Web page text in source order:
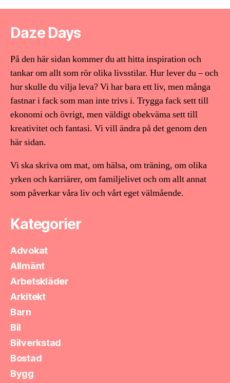
Daze Days
På den här sidan kommer du att hitta inspiration och
tankar om allt som rör olika livsstilar. Hur lever du – och
hur skulle du vilja leva? Vi har bara ett liv, men många
fastnar i fack som man inte trivs i. Trygga fack sett till
ekonomi och övrigt, men väldigt obekväma sett till
kreativitet och fantasi. Vi vill ändra på det genom den
här sidan.
Vi ska skriva om mat, om hälsa, om träning, om olika
yrken och karriärer, om familjelivet och om allt annat
som påverkar våra liv och vårt eget välmående.
Kategorier
Advokat
Allmänt
Arbetskläder
Arkitekt
Barn
Bil
Bilverkstad
Bostad
Bygg